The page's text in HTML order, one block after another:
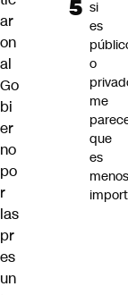
ar
on
al
Go
bi
er
no
po
r
las
pr
es
un
si
es
o
me
que
es
menos